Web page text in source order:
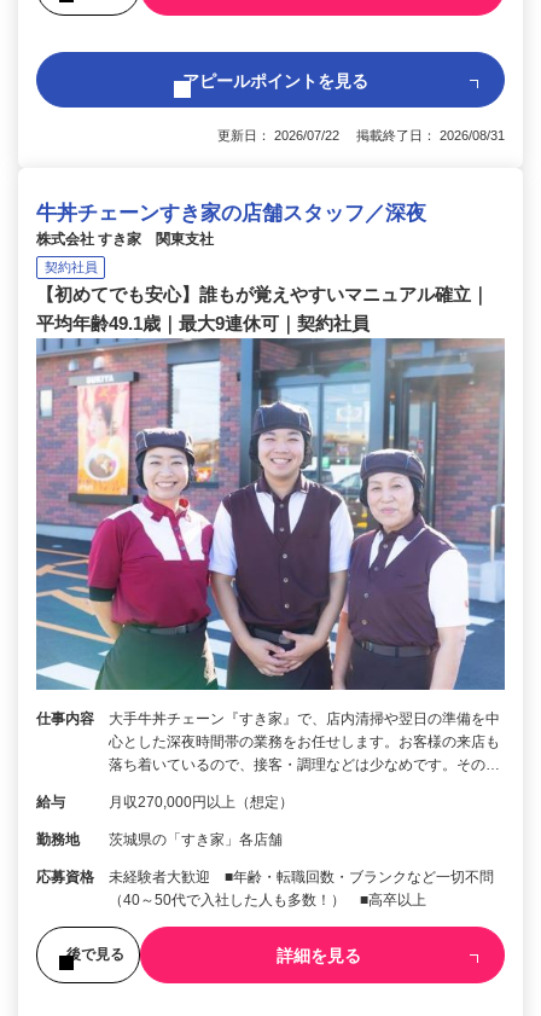
アピールポイントを見る
更新日： 2026/07/22 掲載終了日： 2026/08/31
牛丼チェーンすき家の店舗スタッフ／深夜
株式会社 すき家 関東支社
契約社員
【初めてでも安心】誰もが覚えやすいマニュアル確立｜
平均年齢49.1歳｜最大9連休可｜契約社員
仕事内容
大手牛丼チェーン『すき家』で、店内清掃や翌日の準備を中
心とした深夜時間帯の業務をお任せします。お客様の来店も
落ち着いているので、接客・調理などは少なめです。その…
給与 月収270,000円以上（想定）
勤務地 茨城県の「すき家」各店舗
応募資格
未経験者大歓迎 ■年齢・転職回数・ブランクなど一切不問
（40～50代で入社した人も多数！） ■高卒以上
後で見る 詳細を見る